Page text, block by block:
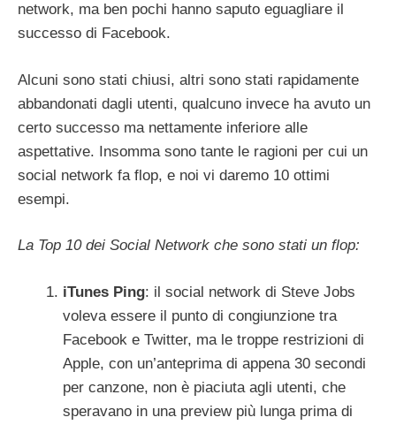
network, ma ben pochi hanno saputo eguagliare il
successo di Facebook.
Alcuni sono stati chiusi, altri sono stati rapidamente
abbandonati dagli utenti, qualcuno invece ha avuto un
certo successo ma nettamente inferiore alle
aspettative. Insomma sono tante le ragioni per cui un
social network fa flop, e noi vi daremo 10 ottimi
esempi.
La Top 10 dei Social Network che sono stati un flop:
iTunes Ping: il social network di Steve Jobs
voleva essere il punto di congiunzione tra
Facebook e Twitter, ma le troppe restrizioni di
Apple, con un’anteprima di appena 30 secondi
per canzone, non è piaciuta agli utenti, che
speravano in una preview più lunga prima di